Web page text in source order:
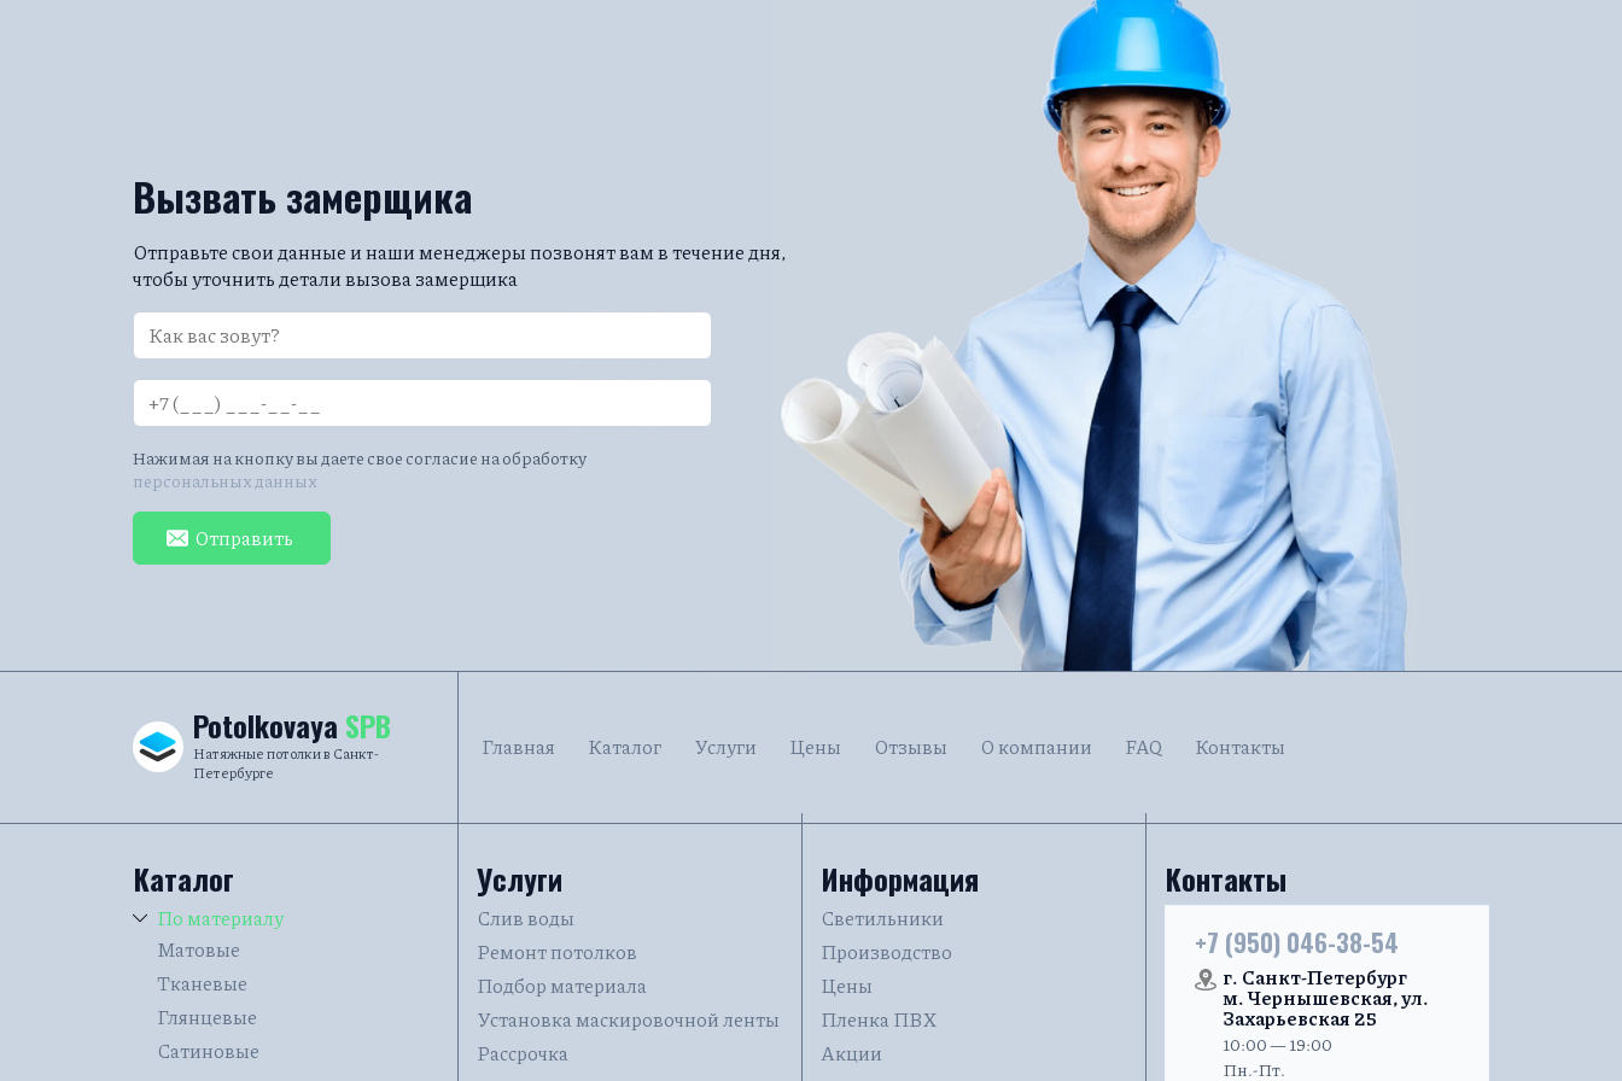
монтаж потолка. Примерную стоимость можно посмотреть на нашем сайте. Окончательно цена формируется после того, как замерщик нашей
компании сделает точные расчёты. Цена фиксируется в договоре и по окончании работ не изменится.
Вызвать замерщика
Отправьте свои данные и наши менеджеры позвонят вам в течение дня,
чтобы уточнить детали вызова замерщика
Нажимая на кнопку вы даете свое согласие на обработку
персональных данных
Отправить
Potolkovaya SPB
Натяжные потолки в Санкт-
Петербурге
Главная Каталог Услуги Цены Отзывы О компании FAQ Контакты
Каталог
По материалу
Матовые
Тканевые
Глянцевые
Сатиновые
Услуги
Слив воды
Ремонт потолков
Подбор материала
Установка маскировочной ленты
Рассрочка
Информация
Светильники
Производство
Цены
Пленка ПВХ
Акции
Контакты
+7 (950) 046-38-54
г. Санкт-Петербург
м. Чернышевская, ул.
Захарьевская 25
10:00 — 19:00
Пн.-Пт.